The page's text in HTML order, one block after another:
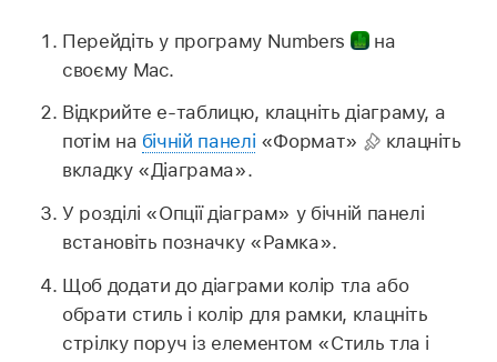
Перейдіть у програму Numbers
на
своєму Mac.
Відкрийте е‑таблицю, клацніть діаграму, а
потім на бічній панелі «Формат»
клацніть
вкладку «Діаграма».
У розділі «Опції діаграм» у бічній панелі
встановіть позначку «Рамка».
Щоб додати до діаграми колір тла або
обрати стиль і колір для рамки, клацніть
стрілку поруч із елементом «Стиль тла і